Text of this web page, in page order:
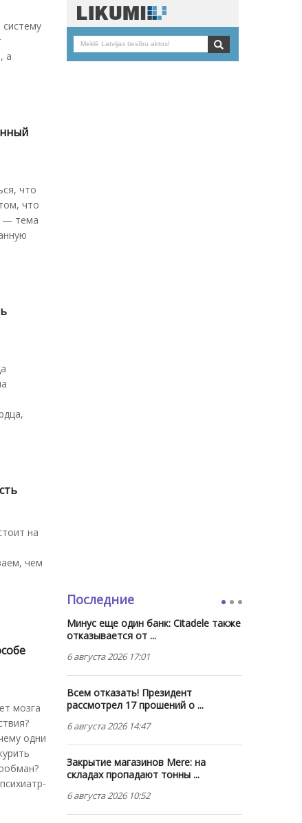
а
что
что
— тема
на
чем
мозга
одни
Последние
Минус еще один банк: Citadele также
отказывается от ...
6 августа 2026 17:01
Всем отказать! Президент
рассмотрел 17 прошений о ...
6 августа 2026 14:47
Закрытие магазинов Mere: на
складах пропадают тонны ...
6 августа 2026 10:52